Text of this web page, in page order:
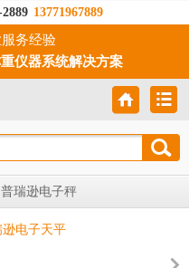
13771967889
务经验
仪器系统解决方案
普瑞逊电子秤
逊电子天平